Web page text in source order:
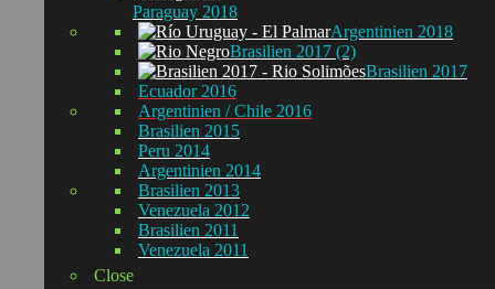
Paraguay 2018
Argentinien 2018
Brasilien 2017 (2)
Brasilien 2017
Ecuador 2016
Argentinien / Chile 2016
Brasilien 2015
Peru 2014
Argentinien 2014
Brasilien 2013
Venezuela 2012
Brasilien 2011
Venezuela 2011
Close